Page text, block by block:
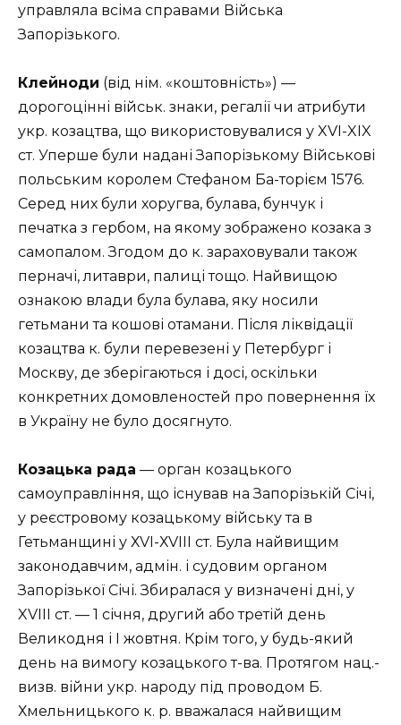
управляла всіма справами Війська
Запорізького.
Клейноди (від нім. «коштовність») —
дорогоцінні військ. знаки, регалії чи атрибути
укр. козацтва, що використовувалися у XVI-XIX
ст. Уперше були надані Запорізькому Військові
польським королем Стефаном Ба-торієм 1576.
Серед них були хоругва, булава, бунчук і
печатка з гербом, на якому зображено козака з
самопалом. Згодом до к. зараховували також
перначі, литаври, палиці тощо. Найвищою
ознакою влади була булава, яку носили
гетьмани та кошові отамани. Після ліквідації
козацтва к. були перевезені у Петербург і
Москву, де зберігаються і досі, оскільки
конкретних домовленостей про повернення їх
в Україну не було досягнуто.
Козацька рада — орган козацького
самоуправління, що існував на Запорізькій Січі,
у реєстровому козацькому війську та в
Гетьманщині у ХVІ-ХVІІІ ст. Була найвищим
законодавчим, адмін. і судовим органом
Запорізької Січі. Збиралася у визначені дні, у
XVIII ст. — 1 січня, другий або третій день
Великодня і І жовтня. Крім того, у будь-який
день на вимогу козацького т-ва. Протягом нац.-
визв. війни укр. народу під проводом Б.
Хмельницького к. р. вважалася найвищим